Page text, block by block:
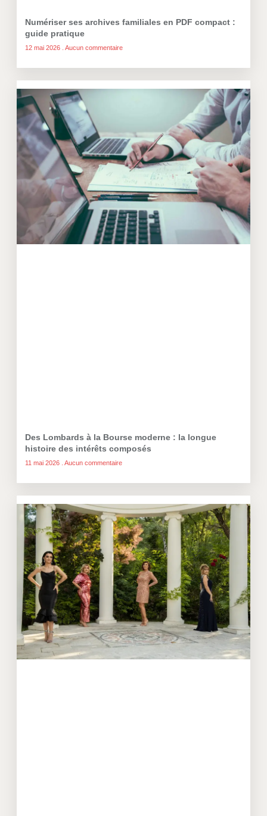
Numériser ses archives familiales en PDF compact :
guide pratique
12 mai 2026 Aucun commentaire
Des Lombards à la Bourse moderne : la longue
histoire des intérêts composés
11 mai 2026 Aucun commentaire